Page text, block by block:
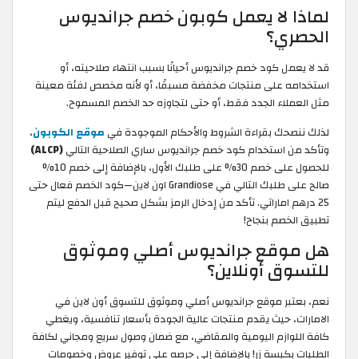
لماذا لا يعمل كوبون خصم جرانديوس
الحصري؟
قد لا يعمل كود خصم جرانديوس أحيانًا بسبب انتهاء صلاحيته، أو
استخدامه على منتجات مخفضة مسبقًا، أو لأنه مخصص لفئة معينة
مثل العملاء الجدد فقط، أو حتى لتجاوزه حد الخصم المسموح.
لذلك ننصحك بقراءة الشروط والأحكام الموجودة في موقع الكوبون،
وتأكد من استخدام كود خصم جرانديوس ساري الصلاحية التالي(ALCP)
للحصول على خصم 30% على طلبك الأول، بالإضافة إلى خصم 10%
صالح على طلبك التالي في Grandiose اون لاين—كود الخصم فعال حتى
25 درهم اماراتي. تأكد من إدخال الرمز بشكل صحيح قبل الدفع ليتم
تطبيق الخصم بنجاح!
هل موقع جرانديوس أصلي وموثوق
للتسوق أونلاين؟
نعم، بعتبر موقع جرانديوس أصلي وموثوق للتسوق أون لاين في
الامارات، حيث يقدم منتجات عالية الجودة بأسعار تنافسية، ويغطي
كافة اللوازم اليومية والمقاضي، مع ضمان وصول سريع ومجاني لكافة
الطلبات بكبسة زر! بالإضافة إلى حرصه على توفير عروض وخصومات